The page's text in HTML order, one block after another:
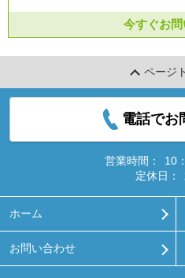
今すぐお
ページ
電話でお
営業時間：
10
定休日：
ホーム
お問い合わせ